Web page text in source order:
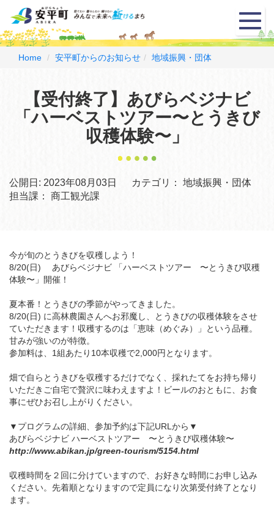
メ
ニ
ュ
Home 安平町からのお知らせ 地域振興・団体
【受付終了】あびらベジナビ
「ハーベストツアー〜とうきび
収穫体験〜」
公開日: 2023年08月03日 カテゴリ：
地域振興・団体
担当課：
商工観光課
今が旬のとうきびを収穫しよう！
8/20(日) あびらベジナビ 「ハーベストツアー 〜とうきび収穫
体験〜」開催！
夏本番！とうきびの季節がやってきました。
8/20(日) に高林農園さんへお邪魔し、とうきびの収穫体験をさせ
ていただきます！収穫するのは「恵味（めぐみ）」という品種。
甘みが強いのが特徴。
参加料は、1組あたり10本収穫で2,000円となります。
畑で自らとうきびを収穫するだけでなく、採れたてをお持ち帰り
いただきご自宅で贅沢に味わえますよ！ビールのおともに、お食
事にぜひお召し上がりください。
▼プログラムの詳細、参加予約は下記URLから▼
あびらベジナビ ハーベストツアー 〜とうきび収穫体験〜
http://www.abikan.jp/green-tourism/5154.html
収穫時間を２回に分けていますので、お好きな時間にお申し込み
ください。先着順となりますので定員になり次第受付終了となり
ます。